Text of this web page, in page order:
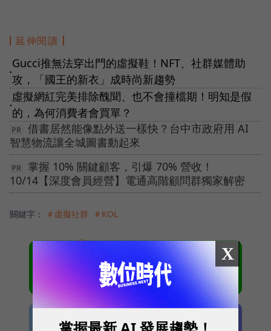
延伸閱讀
●
Gucci推無法穿出門的虛擬鞋！NFT、社群媒體助
攻，「國王的新衣」成時尚新趨勢
●
虛擬網紅完美排除醜聞、也不會撞檔期！明知是假
的，為何消費者會買單？
借書居然能像點外送一樣快？台中市政府用 AI
智慧物流讓全城圖書動起來
掌握 10% 關鍵顧客，引爆 70% 營收！
10/14【深度會員經營】電通高階顧問群獨家解密
關鍵字： ＃虛擬社群 ＃KOL
X